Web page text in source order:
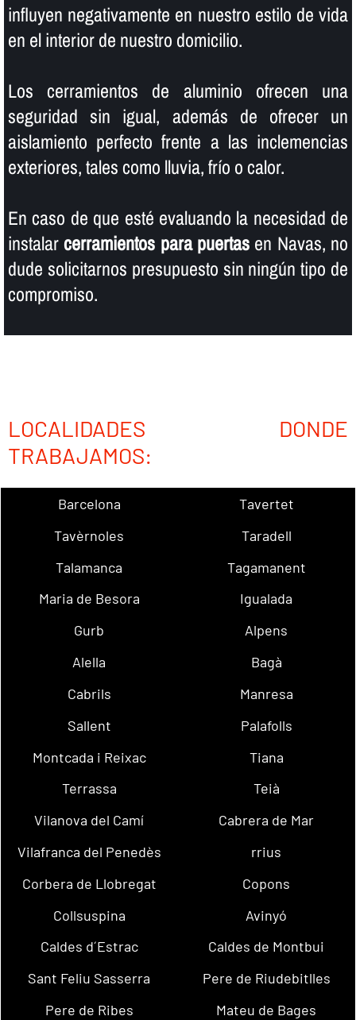
influyen negativamente en nuestro estilo de vida
en el interior de nuestro domicilio.
Los cerramientos de aluminio ofrecen una
seguridad sin igual, además de ofrecer un
aislamiento perfecto frente a las inclemencias
exteriores, tales como lluvia, frí­o o calor.
En caso de que esté evaluando la necesidad de
instalarcerramientos para puertas en Navas, no
dude solicitarnos presupuesto sin ningún tipo de
compromiso.
LOCALIDADES DONDE
TRABAJAMOS:
Barcelona
Tavertet
Tavèrnoles
Taradell
Talamanca
Tagamanent
Maria de Besora
Igualada
Gurb
Alpens
Alella
Bagà
Cabrils
Manresa
Sallent
Palafolls
Montcada i Reixac
Tiana
Terrassa
Teià
Vilanova del Camí
Cabrera de Mar
Vilafranca del Penedès
rrius
Corbera de Llobregat
Copons
Collsuspina
Avinyó
Caldes d´Estrac
Caldes de Montbui
Sant Feliu Sasserra
Pere de Riudebitlles
Pere de Ribes
Mateu de Bages